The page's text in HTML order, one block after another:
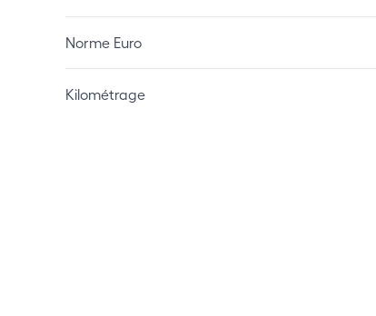
Norme Euro
Kilométrage